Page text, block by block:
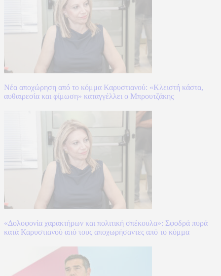
Νέα αποχώρηση από το κόμμα Καρυστιανού: «Κλειστή κάστα,
αυθαιρεσία και φίμωση» καταγγέλλει ο Μπρουτζάκης
«Δολοφονία χαρακτήρων και πολιτική σπέκουλα»: Σφοδρά πυρά
κατά Καρυστιανού από τους αποχωρήσαντες από το κόμμα